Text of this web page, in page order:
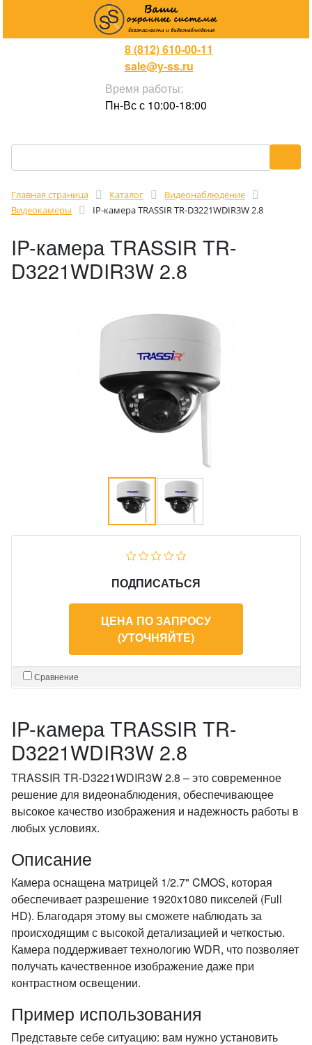
8 (812) 610-00-11
sale@y-ss.ru
Время работы:
Пн-Вс с 10:00-18:00
Главная страница Каталог
Видеонаблюдение
Видеокамеры
IP-камера TRASSIR TR-D3221WDIR3W 2.8
IP-камера TRASSIR TR-
D3221WDIR3W 2.8
ПОДПИСАТЬСЯ
ЦЕНА ПО ЗАПРОСУ
(УТОЧНЯЙТЕ)
Сравнение
IP-камера TRASSIR TR-
D3221WDIR3W 2.8
TRASSIR TR-D3221WDIR3W 2.8 – это современное
решение для видеонаблюдения, обеспечивающее
высокое качество изображения и надежность работы в
любых условиях.
Описание
Камера оснащена матрицей 1/2.7" CMOS, которая
обеспечивает разрешение 1920x1080 пикселей (Full
HD). Благодаря этому вы сможете наблюдать за
происходящим с высокой детализацией и четкостью.
Камера поддерживает технологию WDR, что позволяет
получать качественное изображение даже при
контрастном освещении.
Пример использования
Представьте себе ситуацию: вам нужно установить